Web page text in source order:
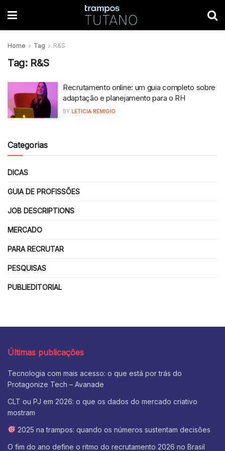
Home Tag R&S
Tag: R&S
Recrutamento online: um guia completo sobre
adaptação e planejamento para o RH
BY LETICIA REMIGIO
Categorias
DICAS
GUIA DE PROFISSÕES
JOB DESCRIPTIONS
MERCADO
PARA RECRUTAR
PESQUISAS
PUBLIEDITORIAL
Últimas publicações
Tecnologia com mais acesso: o que está por trás do
Protagonize Tech – Avanade
CLT ou PJ em 2026: o que os dados do mercado criativo
mostram
2025 na trampos: quando os números sustentam decisões
O fim do ano define o ritmo do recrutamento 2026 no Brasil